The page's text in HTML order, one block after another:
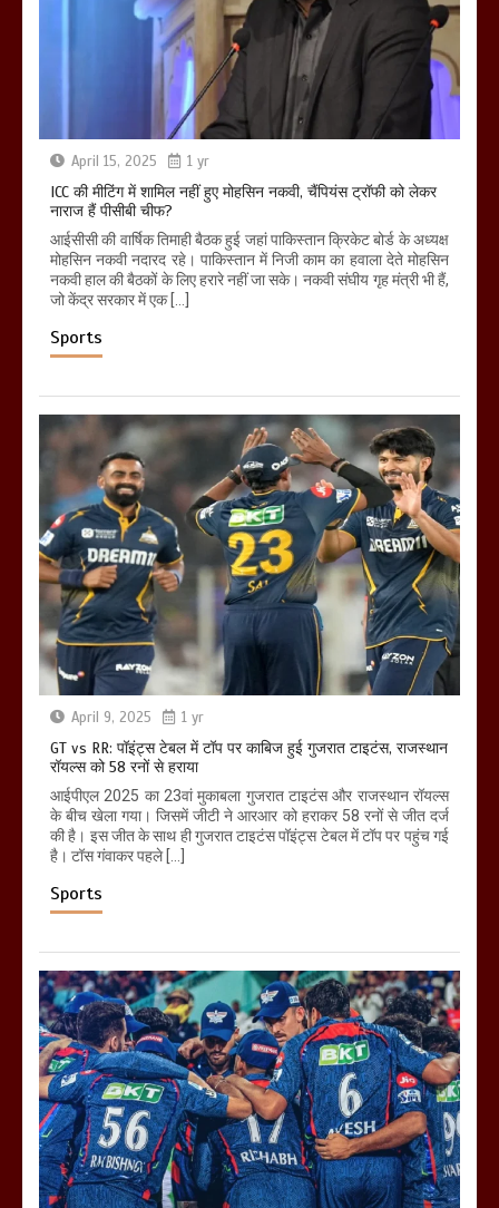
April 15, 2025 1 yr
ICC की मीटिंग में शामिल नहीं हुए मोहसिन नकवी, चैंपियंस ट्रॉफी को लेकर
नाराज हैं पीसीबी चीफ?
आईसीसी की वार्षिक तिमाही बैठक हुई जहां पाकिस्तान क्रिकेट बोर्ड के अध्यक्ष
मोहसिन नकवी नदारद रहे। पाकिस्तान में निजी काम का हवाला देते मोहसिन
नकवी हाल की बैठकों के लिए हरारे नहीं जा सके। नकवी संघीय गृह मंत्री भी हैं,
जो केंद्र सरकार में एक […]
Sports
April 9, 2025 1 yr
GT vs RR: पॉइंट्स टेबल में टॉप पर काबिज हुई गुजरात टाइटंस, राजस्थान
रॉयल्स को 58 रनों से हराया
आईपीएल 2025 का 23वां मुकाबला गुजरात टाइटंस और राजस्थान रॉयल्स
के बीच खेला गया। जिसमें जीटी ने आरआर को हराकर 58 रनों से जीत दर्ज
की है। इस जीत के साथ ही गुजरात टाइटंस पॉइंट्स टेबल में टॉप पर पहुंच गई
है। टॉस गंवाकर पहले […]
Sports